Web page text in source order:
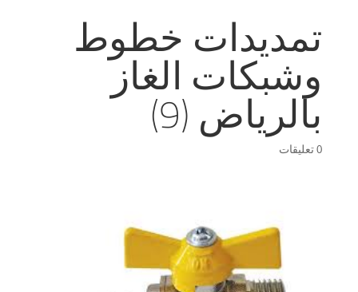
تمديدات خطوط
وشبكات الغاز
بالرياض (9)0 تعليقات